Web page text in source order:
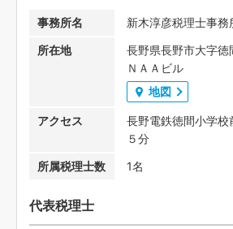
事務所名
新木淳彦税理士事務
所在地
長野県長野市大字徳
ＮＡＡビル
地図
アクセス
長野電鉄徳間小学
５分
所属税理士数
1名
代表税理士